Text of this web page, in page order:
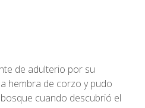
de adulterio por su
hembra de corzo y pudo
cuando descubrió el